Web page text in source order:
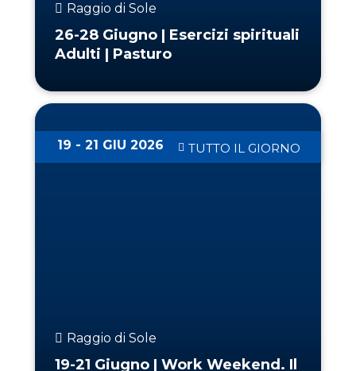
Raggio di Sole
26-28 Giugno | Esercizi spirituali
Adulti | Pasturo
19 - 21 GIU 2026 TUTTO IL GIORNO
Raggio di Sole
19-21 Giugno | Work Weekend. Il